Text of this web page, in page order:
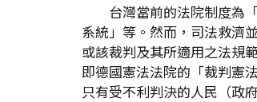
台灣當前的法院制度為
系統」等。然而，司法救濟
或該裁判及其所適用之法規
即德國憲法法院的「裁判憲
只有受不利判決的人民（政